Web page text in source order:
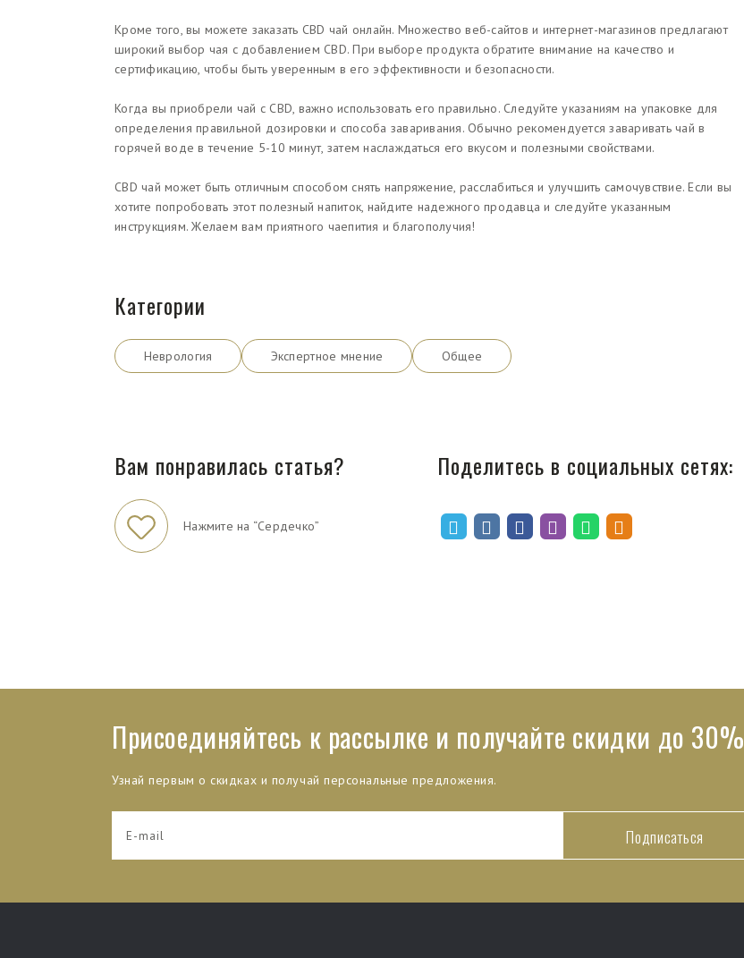
Кроме того, вы можете заказать CBD чай онлайн. Множество веб-сайтов и интернет-магазинов предлагают
широкий выбор чая с добавлением CBD. При выборе продукта обратите внимание на качество и
сертификацию, чтобы быть уверенным в его эффективности и безопасности.
Когда вы приобрели чай с CBD, важно использовать его правильно. Следуйте указаниям на упаковке для
определения правильной дозировки и способа заваривания. Обычно рекомендуется заваривать чай в
горячей воде в течение 5-10 минут, затем наслаждаться его вкусом и полезными свойствами.
CBD чай может быть отличным способом снять напряжение, расслабиться и улучшить самочувствие. Если вы
хотите попробовать этот полезный напиток, найдите надежного продавца и следуйте указанным
инструкциям. Желаем вам приятного чаепития и благополучия!
Категории
Неврология Экспертное мнение Общее
Вам понравилась статья?
Нажмите на “Сердечко”
Поделитесь в социальных сетях:
Присоединяйтесь к рассылке и получайте скидки до 30%
Узнай первым о скидках и получай персональные предложения.
Подписаться